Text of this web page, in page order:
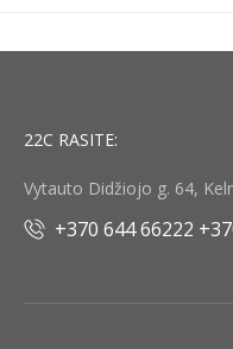
22C RASITE:
Vytauto Didžiojo g. 64,
+370 644 66222